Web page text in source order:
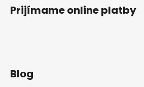
Prijímame online platby
Blog